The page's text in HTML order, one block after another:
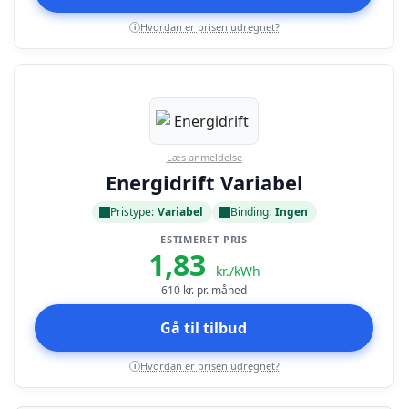
i Hvordan er prisen udregnet?
Læs anmeldelse
Energidrift Variabel
Pristype: Variabel Binding: Ingen
ESTIMERET PRIS
1,83 kr./kWh
610 kr. pr. måned
Gå til tilbud
i Hvordan er prisen udregnet?